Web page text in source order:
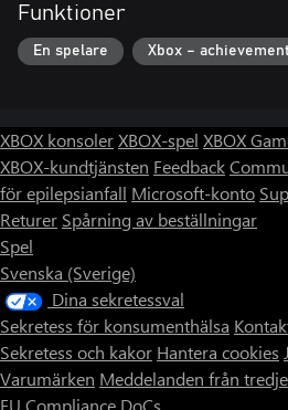
Funktioner
En spelare Xbox –
XBOX konsolerXBOX-spel XBOX
XBOX-kundtjänsten Feedback
för epilepsianfall Microsoft-konto
Returer Spårning av beställningar
Spel
Svenska (Sverige)
Dina sekretessval
Sekretess för konsumenthälsa
Sekretess och kakor Hantera cookies
Varumärken Meddelanden från
EU Compliance DoCs